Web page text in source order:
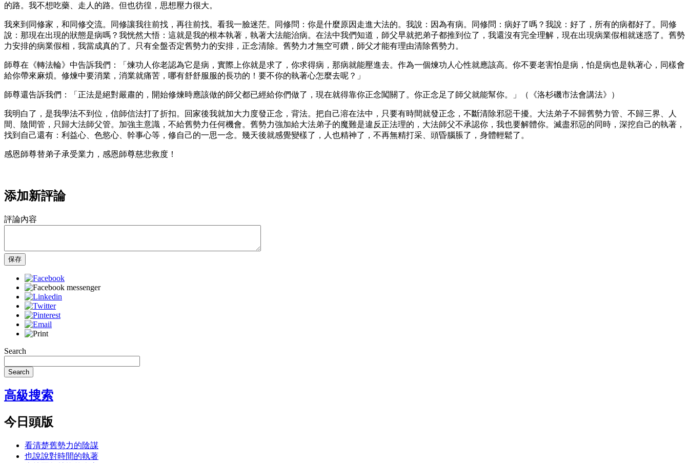
的路。我不想吃藥、走人的路。但也彷徨，思想壓力很大。
我來到同修家，和同修交流。同修讓我往前找，再往前找。看我一臉迷茫。同修問：你是什麼原因走進大法的。我說：因為有病。同修問：病好了嗎？我說：好了，所有的病都好了。同修
說：那現在出現的狀態是病嗎？我恍然大悟：這就是我的根本執著，執著大法能治病。在法中我們知道，師父早就把弟子都推到位了，我還沒有完全理解，現在出現病業假相就迷惑了。舊勢
力安排的病業假相，我當成真的了。只有全盤否定舊勢力的安排，正念清除。舊勢力才無空可鑽，師父才能有理由清除舊勢力。
師尊在《轉法輪》中告訴我們：「煉功人你老認為它是病，實際上你就是求了，你求得病，那病就能壓進去。作為一個煉功人心性就應該高。你不要老害怕是病，怕是病也是執著心，同樣會
給你帶來麻煩。修煉中要消業，消業就痛苦，哪有舒舒服服的長功的！要不你的執著心怎麼去呢？」
師尊還告訴我們：「正法是絕對嚴肅的，開始修煉時應該做的師父都已經給你們做了，現在就得靠你正念闖關了。你正念足了師父就能幫你。」（《洛杉磯市法會講法》）
我明白了，是我學法不到位，信師信法打了折扣。回家後我就加大力度發正念，背法。把自己溶在法中，只要有時間就發正念，不斷清除邪惡干擾。大法弟子不歸舊勢力管、不歸三界、人
間、陰間管，只歸大法師父管。加強主意識，不給舊勢力任何機會。舊勢力強加給大法弟子的魔難是違反正法理的，大法師父不承認你，我也要解體你。滅盡邪惡的同時，深挖自己的執著，
找到自己還有：利益心、色慾心、幹事心等，修自己的一思一念。幾天後就感覺變樣了，人也精神了，不再無精打采、頭昏腦脹了，身體輕鬆了。
感恩師尊替弟子承受業力，感恩師尊慈悲救度！
添加新評論
評論內容
保存
Search
Search
高級搜索
今日頭版
看清楚舊勢力的陰謀
也說說對時間的執著